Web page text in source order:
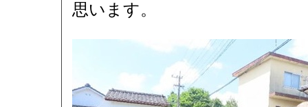
思います。